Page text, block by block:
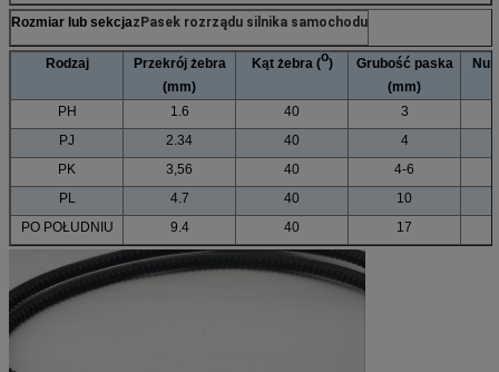
Rozmiar lub sekcjazPasek rozrządu silnika samochodu
Rodzaj
Przekrój żebra
(mm)
Kąt żebra (o)
Grubość paska
(mm)
PH 1.6 40
3
PJ
2.34 40
4
PK
3,56 40
4-6
PL
4.7 40
10
PO POŁUDNIU
9.4 40 17